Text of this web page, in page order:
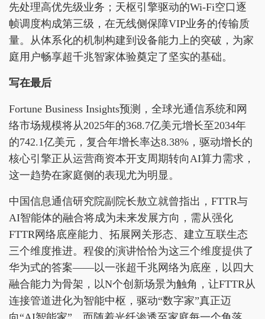
先处理高优先级业务；天枢引擎驱动的Wi-Fi空口逐
帧调度构成第三级，在无线侧保障VIP业务的传输质
量。从体系化的机制构建到设备能力上的突破，为家
庭用户畅享超千兆智家体验奠定了坚实的基础。
写在最后
Fortune Business Insights预测，全球光通信系统和网
络市场规模将从2025年的368.7亿美元增长至2034年
的742.1亿美元，复合年增长率达8.38%，驱动增长的
核心引擎正从运营商资本开支周期转向AI算力需求，
这一趋势在家庭侧的表现尤为明显。
中国信息通信研究院副院长敖立就曾指出，FTTR与
AI智能体的融合将成为未来发展方向，需从强化
FTTR网络底座能力、拓展网关形态、建立互联生态
三个维度推进。程俊的演讲恰恰为这三个维度提供了
华为式的答案——以一张超千兆网络为底座，以四大
融合能力为骨架，以N个创新场景为触角，让FTTR从
连接管道进化为智能中枢，驱动“数字家”真正迈